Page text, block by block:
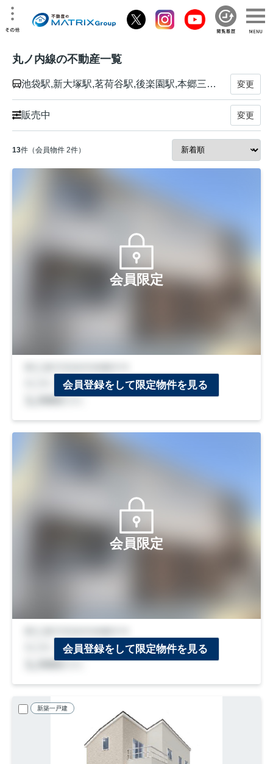
丸ノ内線の不動産一覧
池袋駅,新大塚駅,茗荷谷駅,後楽園駅,本郷三丁目駅,御茶ノ水駅,淡路町駅,大手町駅,東京駅,銀座駅,霞ケ関駅,国会議事堂前駅,永田町駅,四ツ谷駅,四谷三丁目駅,新宿御苑前駅,新宿三丁目駅,新宿駅,西新宿駅,中野坂上駅,新中野駅,東高円寺駅,新高円寺駅,南阿佐ケ谷駅,荻窪駅 変更
販売中 変更
13件（会員物件 2件）
会員限定
会員登録をして限定物件を見る
会員限定
会員登録をして限定物件を見る
新築一戸建